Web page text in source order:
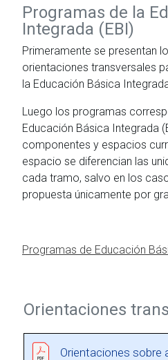
Programas de la
Integrada (EBI)
Primeramente se presentan
orientaciones transversales
la Educación Básica
Luego los programas
Educación Básica Integrada
componentes y espacios
espacio se diferencian las
cada tramo, salvo en los
propuesta únicamente por
Programas de Educación
Orientaciones
Orientaciones sobre